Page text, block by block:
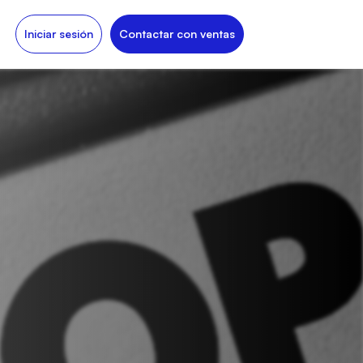
Iniciar sesión Contactar con ventas